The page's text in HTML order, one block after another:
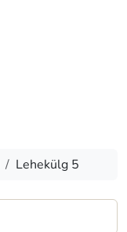
Lehekülg 5